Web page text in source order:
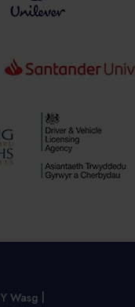
Y Wasg